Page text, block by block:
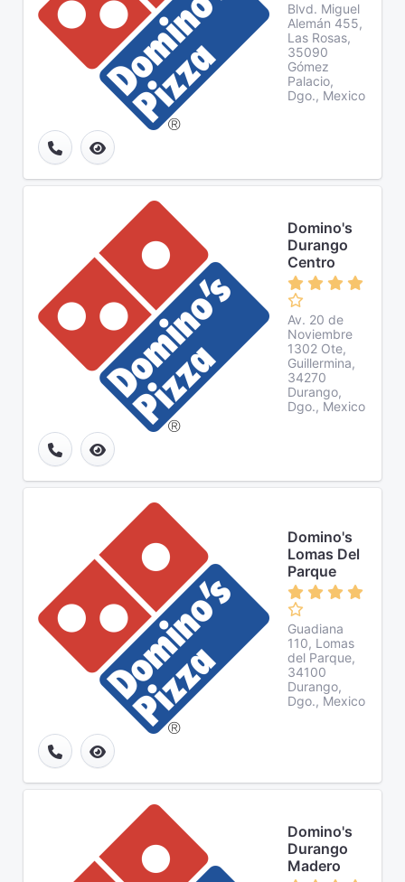
Blvd. Miguel
Alemán 455,
Las Rosas,
35090
Gómez
Palacio,
Dgo., Mexico
Domino's
Durango
Centro
Av. 20 de
Noviembre
1302 Ote,
Guillermina,
34270
Durango,
Dgo., Mexico
Domino's
Lomas Del
Parque
Guadiana
110, Lomas
del Parque,
34100
Durango,
Dgo., Mexico
Domino's
Durango
Madero